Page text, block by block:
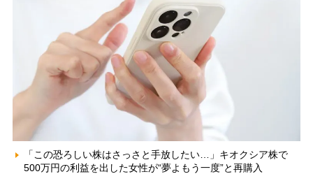
「この恐ろしい株はさっさと手放したい…」キオクシア株で
500万円の利益を出した女性が“夢よもう一度”と再購入